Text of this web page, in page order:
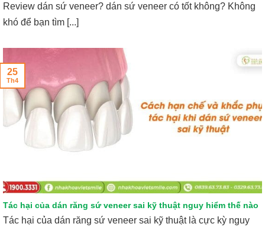
Review dán sứ veneer? dán sứ veneer có tốt không? Không
khó để bạn tìm [...]
Tác hại của dán răng sứ veneer sai kỹ thuật nguy hiểm thế nào
Tác hại của dán răng sứ veneer sai kỹ thuật là cực kỳ nguy
25
Th4